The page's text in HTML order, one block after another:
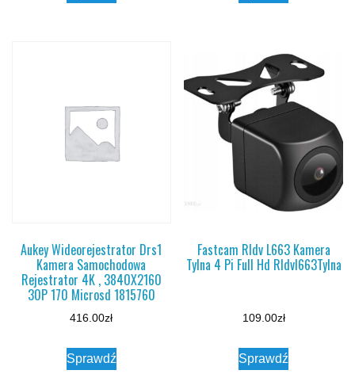
Aukey Wideorejestrator Drs1
Kamera Samochodowa
Rejestrator 4K , 3840X2160
30P 170 Microsd 1815760
416.00zł
Sprawdź
Fastcam Rldv L663 Kamera
Tylna 4 Pi Full Hd Rldvl663Tylna
109.00zł
Sprawdź